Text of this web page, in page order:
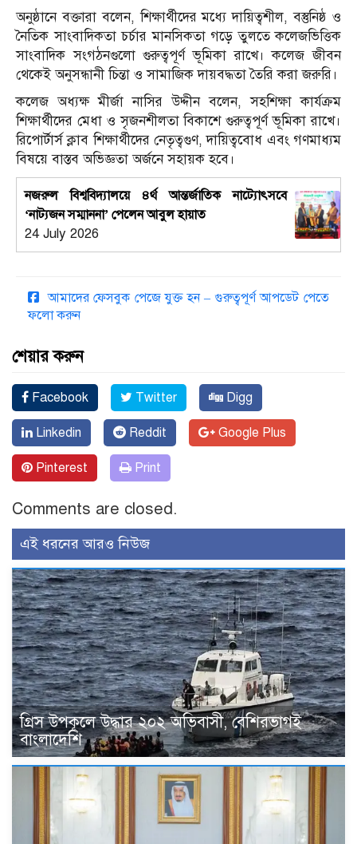
অনুষ্ঠানে বক্তারা বলেন, শিক্ষার্থীদের মধ্যে দায়িত্বশীল, বস্তুনিষ্ঠ ও
নৈতিক সাংবাদিকতা চর্চার মানসিকতা গড়ে তুলতে কলেজভিত্তিক
সাংবাদিক সংগঠনগুলো গুরুত্বপূর্ণ ভূমিকা রাখে। কলেজ জীবন
থেকেই অনুসন্ধানী চিন্তা ও সামাজিক দায়বদ্ধতা তৈরি করা জরুরি।
কলেজ অধ্যক্ষ মীর্জা নাসির উদ্দীন বলেন, সহশিক্ষা কার্যক্রম
শিক্ষার্থীদের মেধা ও সৃজনশীলতা বিকাশে গুরুত্বপূর্ণ ভূমিকা রাখে।
রিপোর্টার্স ক্লাব শিক্ষার্থীদের নেতৃত্বগুণ, দায়িত্ববোধ এবং গণমাধ্যম
বিষয়ে বাস্তব অভিজ্ঞতা অর্জনে সহায়ক হবে।
নজরুল বিশ্ববিদ্যালয়ে ৪র্থ আন্তর্জাতিক নাট্যোৎসবে
‘নাট্যজন সম্মাননা’ পেলেন আবুল হায়াত
24 July 2026
আমাদের ফেসবুক পেজে যুক্ত হন – গুরুত্বপূর্ণ আপডেট পেতে
ফলো করুন
শেয়ার করুন
Facebook Twitter Digg
Linkedin Reddit Google Plus
Pinterest Print
Comments are closed.
এই ধরনের আরও নিউজ
গ্রিস উপকূলে উদ্ধার ২০২ অভিবাসী, বেশিরভাগই
বাংলাদেশি